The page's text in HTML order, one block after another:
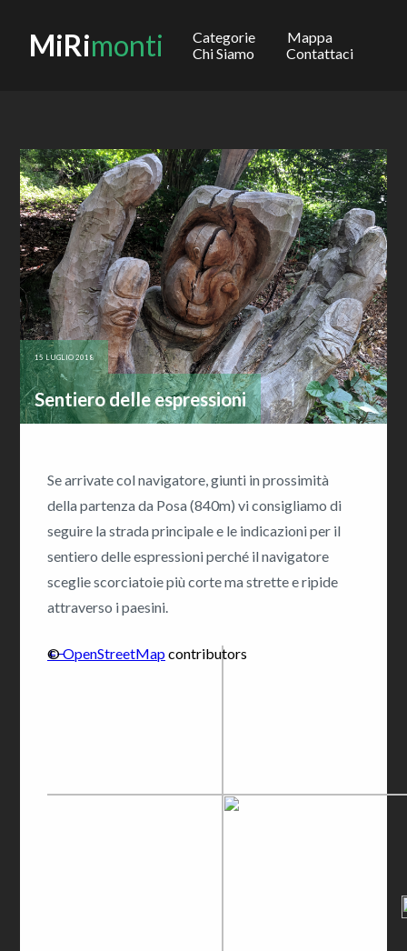
MiRimonti Categorie
Mappa
Chi Siamo
Contattaci
15 LUGLIO 2018
Sentiero delle espressioni
Se arrivate col navigatore, giunti in prossimità
della partenza da Posa (840m) vi consigliamo di
seguire la strada principale e le indicazioni per il
sentiero delle espressioni perché il navigatore
sceglie scorciatoie più corte ma strette e ripide
attraverso i paesini.
+−
©OpenStreetMapcontributors